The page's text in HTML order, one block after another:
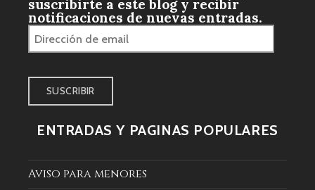
suscribirte a este blog y recibir
notificaciones de nuevas entradas.
Dirección
de
email
ENTRADAS Y PÁGINAS POPULARES
Aviso para menores